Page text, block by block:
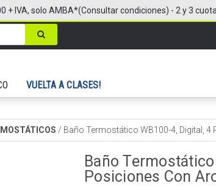
VUELTA A CLASES!
+ IVA, solo AMBA*(Consultar condiciones) - 2 y 3
/ Baño Termostático WB100-4, Digital, 4
Baño
Posiciones Con